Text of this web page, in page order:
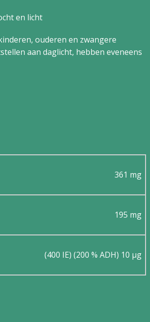
en licht
ouderen en zwangere
aan daglicht, hebben eveneens
361 mg
195 mg
(400 IE) (200 % ADH) 10 µg